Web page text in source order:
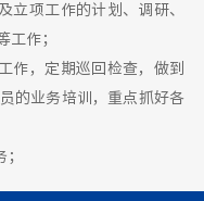
项工作的计划、调研、
工作；
，定期巡回检查，做到
的业务培训，重点抓好各